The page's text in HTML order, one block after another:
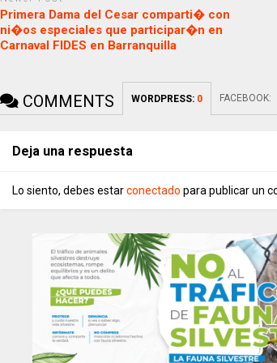
Primera Dama del Cesar comparti� con
ni�os especiales que participar�n en
Carnaval FIDES en Barranquilla
COMMENTS WORDPRESS: 0 FACEBOOK:
Deja una respuesta
Lo siento, debes estarconectado para publicar un